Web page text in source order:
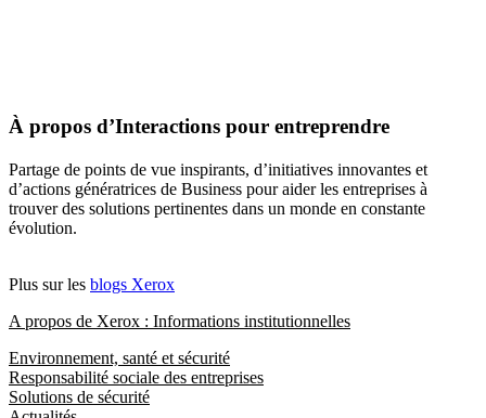
À propos d’Interactions pour entreprendre
Partage de points de vue inspirants, d’initiatives innovantes et
d’actions génératrices de Business pour aider les entreprises à
trouver des solutions pertinentes dans un monde en constante
évolution.
Plus sur les blogs Xerox
A propos de Xerox : Informations institutionnelles
Environnement, santé et sécurité
Responsabilité sociale des entreprises
Solutions de sécurité